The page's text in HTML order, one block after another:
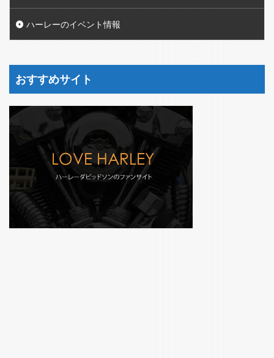
ハーレーのイベント情報
おすすめサイト